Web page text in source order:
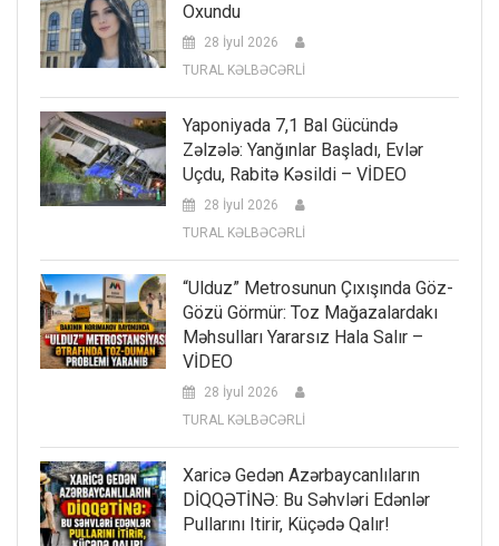
Oxundu
28 İyul 2026
TURAL KƏLBƏCƏRLİ
Yaponiyada 7,1 Bal Gücündə
Zəlzələ: Yanğınlar Başladı, Evlər
Uçdu, Rabitə Kəsildi – VİDEO
28 İyul 2026
TURAL KƏLBƏCƏRLİ
“Ulduz” Metrosunun Çıxışında Göz-
Gözü Görmür: Toz Mağazalardakı
Məhsulları Yararsız Hala Salır –
VİDEO
28 İyul 2026
TURAL KƏLBƏCƏRLİ
Xaricə Gedən Azərbaycanlıların
DİQQƏTİNƏ: Bu Səhvləri Edənlər
Pullarını Itirir, Küçədə Qalır!